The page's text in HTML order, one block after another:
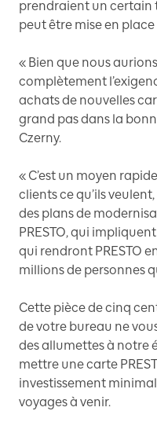
prendraient un certain
peut être mise en
« Bien que nous
complètement
achats de nouvelles
grand pas dans la
Czerny.
« C’est un moyen
clients ce qu’ils
des plans de
PRESTO, qui
qui rendront PRESTO
millions de personnes
Cette pièce de cinq
de votre bureau ne
des allumettes à notre
mettre une carte
investissement
voyages à venir.